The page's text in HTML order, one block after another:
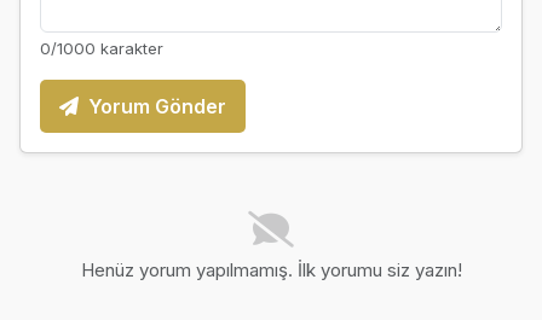
0/1000 karakter
Yorum Gönder
Henüz yorum yapılmamış. İlk yorumu siz yazın!